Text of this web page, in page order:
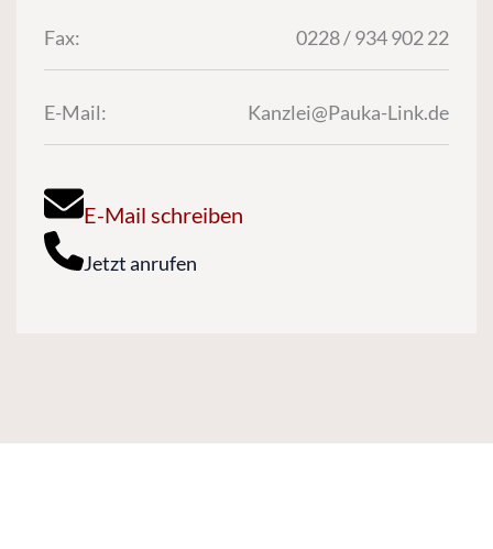
Fax: 0228 / 934 902 22
E-Mail: Kanzlei@Pauka-Link.de
E-Mail schreiben
Jetzt anrufen